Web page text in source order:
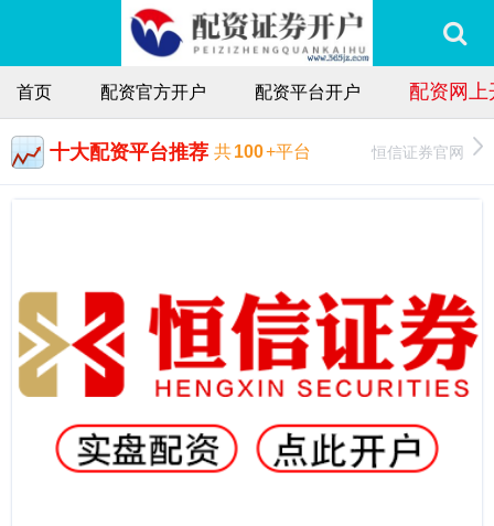
首页 配资官方开户 配资平台开户 配资网上
十大配资平台推荐 共100+平台 恒信证券官网